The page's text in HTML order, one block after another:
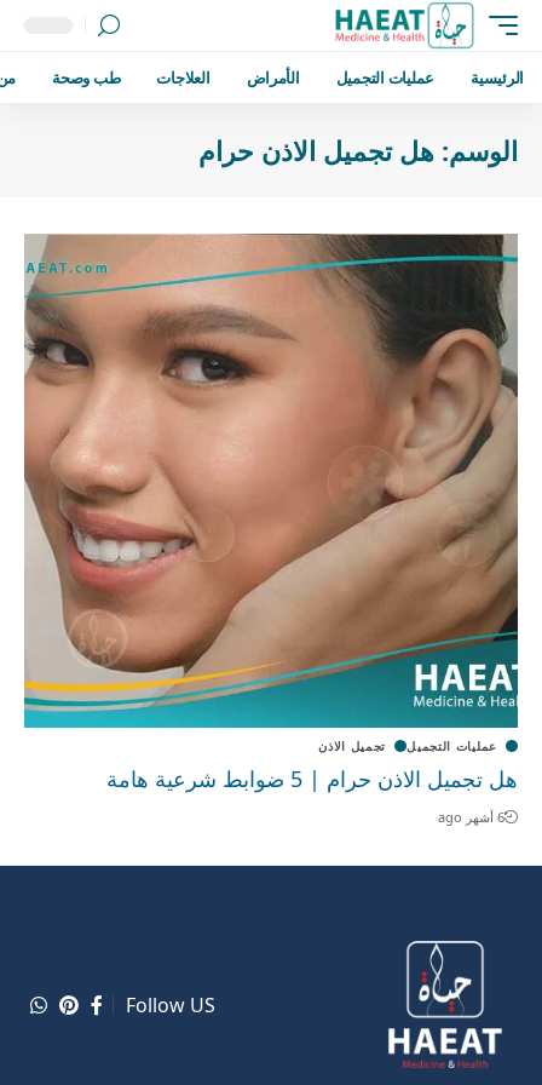
الرئيسية عمليات التجميل الأمراض العلاجات طب وصحة
الوسم: هل تجميل الاذن حرام
عمليات التجميل تجميل الاذن
هل تجميل الاذن حرام | 5 ضوابط شرعية هامة
6 أشهر ago
Follow US